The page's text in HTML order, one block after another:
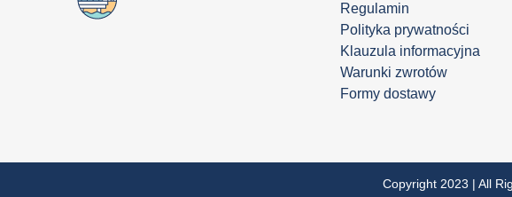
Regulamin
Polityka prywatności
Klauzula informacyjna
Warunki zwrotów
Formy dostawy
Copyright 2023 | All